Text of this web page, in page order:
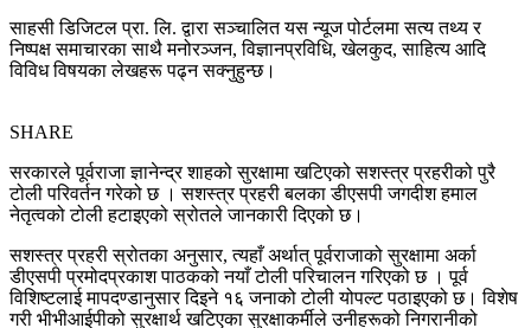
साहसी डिजिटल प्रा. लि. द्वारा सञ्चालित यस न्यूज पोर्टलमा सत्य तथ्य र
निष्पक्ष समाचारका साथै मनोरञ्जन, विज्ञानप्रविधि, खेलकुद, साहित्य आदि
विविध विषयका लेखहरू पढ्न सक्नुहुन्छ।
SHARE
सरकारले पूर्वराजा ज्ञानेन्द्र शाहको सुरक्षामा खटिएको सशस्त्र प्रहरीको पुरै
टोली परिवर्तन गरेको छ । सशस्त्र प्रहरी बलका डीएसपी जगदीश हमाल
नेतृत्वको टोली हटाइएको स्रोतले जानकारी दिएको छ।
सशस्त्र प्रहरी स्रोतका अनुसार, त्यहाँ अर्थात् पूर्वराजाको सुरक्षामा अर्का
डीएसपी प्रमोदप्रकाश पाठकको नयाँ टोली परिचालन गरिएको छ । पूर्व
विशिष्टलाई मापदण्डानुसार दिइने १६ जनाको टोली योपल्ट पठाइएको छ। विशेष
गरी भीभीआईपीको सुरक्षार्थ खटिएका सुरक्षाकर्मीले उनीहरूको निगरानीको